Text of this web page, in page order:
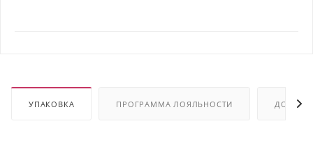
УПАКОВКА ПРОГРАММА ЛОЯЛЬНОСТИ